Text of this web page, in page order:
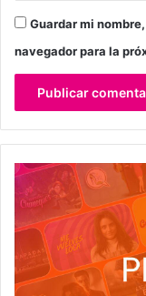
Guardar mi
navegador para la